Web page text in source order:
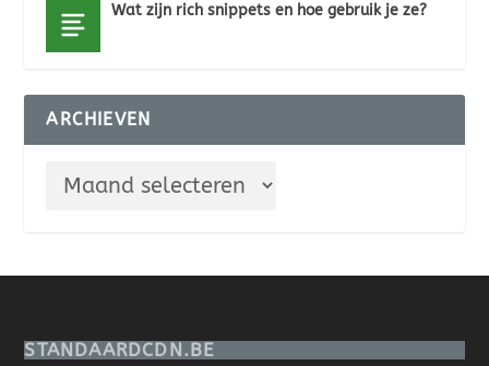
Wat zijn rich snippets en hoe gebruik je ze?
ARCHIEVEN
STANDAARDCDN.BE